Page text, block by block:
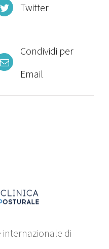
Twitter
Condividi per
Email
internazionale di